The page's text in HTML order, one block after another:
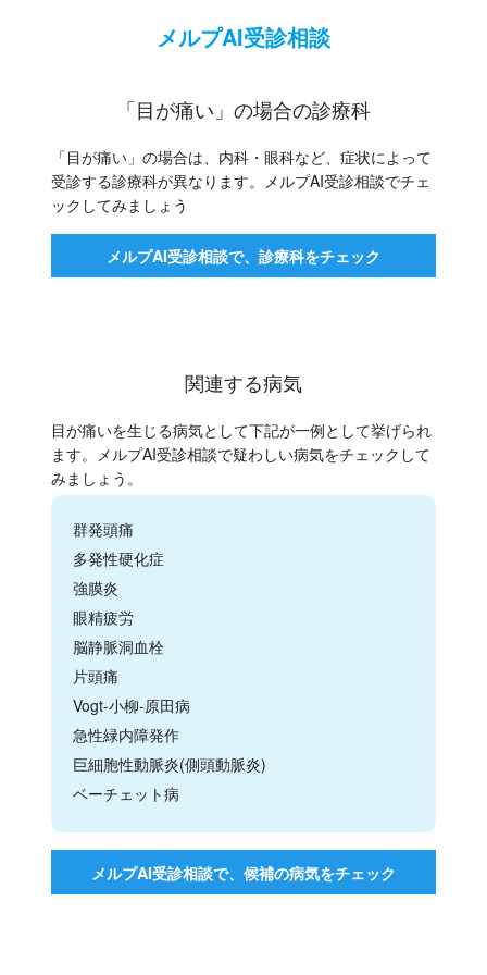
メルプAI受診相談
「目が痛い」の場合の診療科
「目が痛い」の場合は、内科・眼科など、症状によって
受診する診療科が異なります。メルプAI受診相談でチェ
ックしてみましょう
メルプAI受診相談で、診療科をチェック
関連する病気
目が痛いを生じる病気として下記が一例として挙げられ
ます。メルプAI受診相談で疑わしい病気をチェックして
みましょう。
群発頭痛
多発性硬化症
強膜炎
眼精疲労
脳静脈洞血栓
片頭痛
Vogt-小柳-原田病
急性緑内障発作
巨細胞性動脈炎(側頭動脈炎)
ベーチェット病
メルプAI受診相談で、候補の病気をチェック